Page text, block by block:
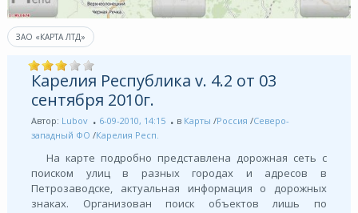
ЗАО «КАРТА ЛТД»
Карелия Республика v. 4.2 от 03
сентября 2010г.
Автор: Lubov 6-09-2010, 14:15 в Карты /Россия /Северо-
западный ФО /Карелия Респ.
На карте подробно представлена дорожная сеть с
поиском улиц в разных городах и адресов в
Петрозаводске, актуальная информация о дорожных
знаках. Организован поиск объектов лишь по